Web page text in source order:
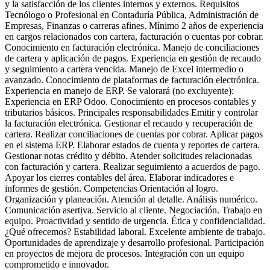
y la satisfacción de los clientes internos y externos. Requisitos
Tecnólogo o Profesional en Contaduría Pública, Administración de
Empresas, Finanzas o carreras afines. Mínimo 2 años de experiencia
en cargos relacionados con cartera, facturación o cuentas por cobrar.
Conocimiento en facturación electrónica. Manejo de conciliaciones
de cartera y aplicación de pagos. Experiencia en gestión de recaudo
y seguimiento a cartera vencida. Manejo de Excel intermedio o
avanzado. Conocimiento de plataformas de facturación electrónica.
Experiencia en manejo de ERP. Se valorará (no excluyente):
Experiencia en ERP Odoo. Conocimiento en procesos contables y
tributarios básicos. Principales responsabilidades Emitir y controlar
la facturación electrónica. Gestionar el recaudo y recuperación de
cartera. Realizar conciliaciones de cuentas por cobrar. Aplicar pagos
en el sistema ERP. Elaborar estados de cuenta y reportes de cartera.
Gestionar notas crédito y débito. Atender solicitudes relacionadas
con facturación y cartera. Realizar seguimiento a acuerdos de pago.
Apoyar los cierres contables del área. Elaborar indicadores e
informes de gestión. Competencias Orientación al logro.
Organización y planeación. Atención al detalle. Análisis numérico.
Comunicación asertiva. Servicio al cliente. Negociación. Trabajo en
equipo. Proactividad y sentido de urgencia. Ética y confidencialidad.
¿Qué ofrecemos? Estabilidad laboral. Excelente ambiente de trabajo.
Oportunidades de aprendizaje y desarrollo profesional. Participación
en proyectos de mejora de procesos. Integración con un equipo
comprometido e innovador.